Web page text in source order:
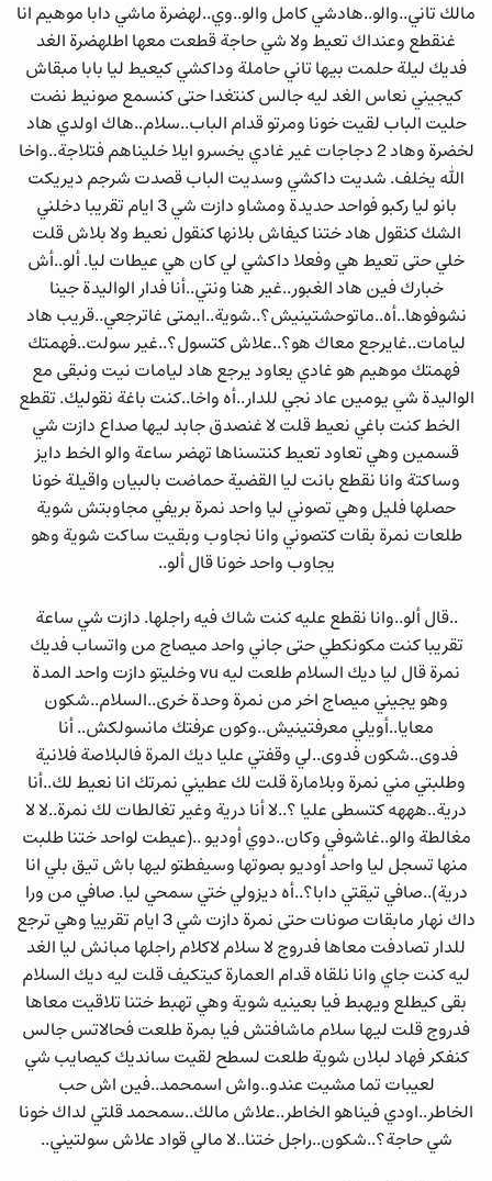
مالك تاني..والو..هادشي كامل والو..وي..لهضرة ماشي دابا موهيم انا
غنقطع وعنداك تعيط ولا شي حاجة قطعت معها اطلهضرة الغد
فديك ليلة حلمت بيها تاني حاملة وداكشي كيعيط ليا بابا مبقاش
كيجيني نعاس الغد ليه جالس كنتغدا حتى كنسمع صونيط نضت
حليت الباب لقيت خونا ومرتو قدام الباب..سلام..هاك اولدي هاد
لخضرة وهاد 2 دجاجات غير غادي يخسرو ايلا خليناهم فتلاجة..واخا
الله يخلف. شديت داكشي وسديت الباب قصدت شرجم ديريكت
بانو ليا ركبو فواحد حديدة ومشاو دازت شي 3 ايام تقريبا دخلني
الشك كنقول هاد ختنا كيفاش بلانها كنقول نعيط ولا بلاش قلت
خلي حتى تعيط هي وفعلا داكشي لي كان هي عيطات ليا. ألو..أش
خبارك فين هاد الغبور..غير هنا ونتي..أنا فدار الواليدة جينا
نشوفوها..أه..ماتوحشتينيش؟..شوية..ايمتى غاترجعي..قريب هاد
ليامات..غايرجع معاك هو؟..علاش كتسول؟..غير سولت..فهمتك
فهمتك موهيم هو غادي يعاود يرجع هاد ليامات نيت ونبقى مع
الواليدة شي يومين عاد نجي للدار..أه واخا..كنت باغة نقوليك. تقطع
الخط كنت باغي نعيط قلت لا غنصدق جابد ليها صداع دازت شي
قسمين وهي تعاود تعيط كنتسناها تهضر ساعة والو الخط دايز
وساكتة وانا نقطع بانت ليا القضية حماضت بالبيان واقيلة خونا
حصلها فليل وهي تصوني ليا واحد نمرة بريفي مجاوبتش شوية
طلعات نمرة بقات كتصوني وانا نجاوب وبقيت ساكت شوية وهو
يجاوب واحد خونا قال ألو..
..قال ألو..وانا نقطع عليه كنت شاك فيه راجلها. دازت شي ساعة
تقريبا كنت مكونكطي حتى جاني واحد ميصاج من واتساب فديك
نمرة قال ليا ديك السلام طلعت ليه vu وخليتو دازت واحد المدة
وهو يجيني ميصاج اخر من نمرة وحدة خرى..السلام..شكون
معايا..أويلي معرفتينيش..وكون عرفتك مانسولكش.. أنا
فدوى..شكون فدوى..لي وقفتي عليا ديك المرة فالبلاصة فلانية
وطلبتي مني نمرة وبلامارة قلت لك عطيني نمرتك انا نعيط لك..أنا
درية..هههه كتسطى عليا ؟..لا أنا درية وغير تغالطات لك نمرة..لا لا
مغالطة والو..غاشوفي وكان..دوي أوديو ..(عيطت لواحد ختنا طلبت
منها تسجل ليا واحد أوديو بصوتها وسيفطتو ليها باش تيق بلي انا
درية)..صافي تيقتي دابا؟..أه ديزولي ختي سمحي ليا. صافي من ورا
داك نهار مابقات صونات حتى نمرة دازت شي 3 ايام تقرييا وهي ترجع
للدار تصادفت معاها فدروج لا سلام لاكلام راجلها مبانش ليا الغد
ليه كنت جاي وانا نلقاه قدام العمارة كيتكيف قلت ليه ديك السلام
بقى كيطلع ويهبط فيا بعينيه شوية وهي تهبط ختنا تلاقيت معاها
فدروج قلت ليها سلام ماشافتش فيا بمرة طلعت فحالاتس جالس
كنفكر فهاد لبلان شوية طلعت لسطح لقيت سانديك كيصايب شي
لعيبات تما مشيت عندو..واش اسمحمد..فين اش حب
الخاطر..اودي فيناهو الخاطر..علاش مالك..سمحمد قلتي لداك خونا
شي حاجة؟..شكون..راجل ختنا..لا مالي قواد علاش سولتيني..